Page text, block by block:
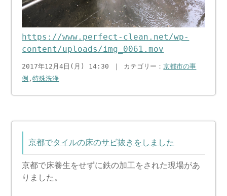
https://www.perfect-clean.net/wp-
content/uploads/img_0061.mov
2017年12月4日(月) 14:30 ｜ カテゴリー：京都市の事
例 ,特殊洗浄
京都でタイルの床のサビ抜きをしました
京都で床養生をせずに鉄の加工をされた現場があ
りました。